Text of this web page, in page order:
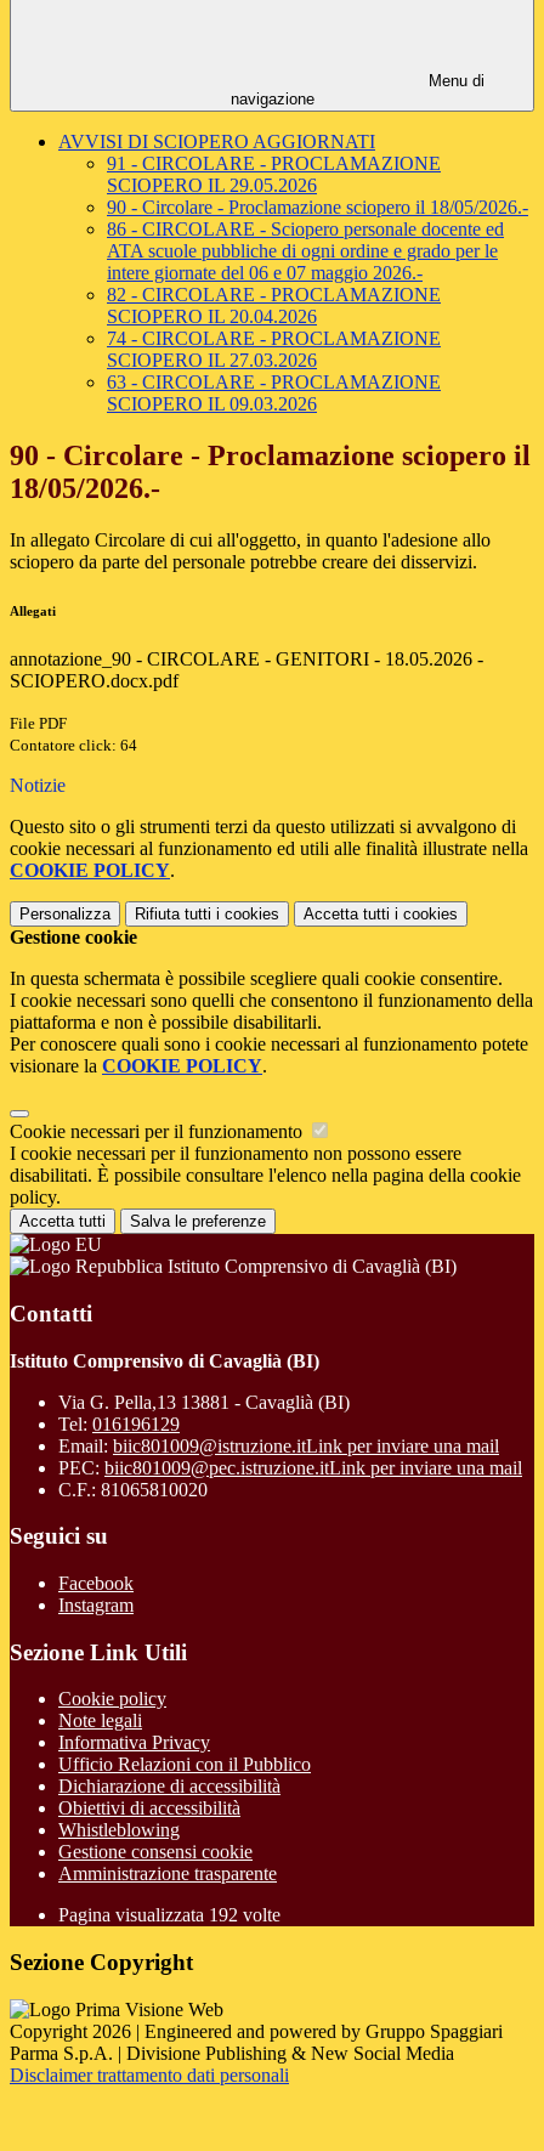
Menu di
navigazione
AVVISI DI SCIOPERO AGGIORNATI
91 - CIRCOLARE - PROCLAMAZIONE
SCIOPERO IL 29.05.2026
90 - Circolare - Proclamazione sciopero il 18/05/2026.-
86 - CIRCOLARE - Sciopero personale docente ed
ATA scuole pubbliche di ogni ordine e grado per le
intere giornate del 06 e 07 maggio 2026.-
82 - CIRCOLARE - PROCLAMAZIONE
SCIOPERO IL 20.04.2026
74 - CIRCOLARE - PROCLAMAZIONE
SCIOPERO IL 27.03.2026
63 - CIRCOLARE - PROCLAMAZIONE
SCIOPERO IL 09.03.2026
90 - Circolare - Proclamazione sciopero il
18/05/2026.-
In allegato Circolare di cui all'oggetto, in quanto l'adesione allo
sciopero da parte del personale potrebbe creare dei disservizi.
Allegati
annotazione_90 - CIRCOLARE - GENITORI - 18.05.2026 -
SCIOPERO.docx.pdf
File PDF
Contatore click: 64
Notizie
Questo sito o gli strumenti terzi da questo utilizzati si avvalgono di
cookie necessari al funzionamento ed utili alle finalità illustrate nella
COOKIE POLICY.
Personalizza Rifiuta tutti i cookies Accetta tutti i cookies
Gestione cookie
In questa schermata è possibile scegliere quali cookie consentire.
I cookie necessari sono quelli che consentono il funzionamento della
piattaforma e non è possibile disabilitarli.
Per conoscere quali sono i cookie necessari al funzionamento potete
visionare la COOKIE POLICY.
Cookie necessari per il funzionamento
I cookie necessari per il funzionamento non possono essere
disabilitati. È possibile consultare l'elenco nella pagina della cookie
policy.
Accetta tutti Salva le preferenze
Istituto Comprensivo di Cavaglià (BI)
Contatti
Istituto Comprensivo di Cavaglià (BI)
Via G. Pella,13 13881 - Cavaglià (BI)
Tel: 016196129
Email: biic801009@istruzione.itLink per inviare una mail
PEC: biic801009@pec.istruzione.itLink per inviare una mail
C.F.: 81065810020
Seguici su
Facebook
Instagram
Sezione Link Utili
Cookie policy
Note legali
Informativa Privacy
Ufficio Relazioni con il Pubblico
Dichiarazione di accessibilità
Obiettivi di accessibilità
Whistleblowing
Gestione consensi cookie
Amministrazione trasparente
Pagina visualizzata 192 volte
Sezione Copyright
Copyright 2026 | Engineered and powered by Gruppo Spaggiari
Parma S.p.A. | Divisione Publishing & New Social Media
Disclaimer trattamento dati personali